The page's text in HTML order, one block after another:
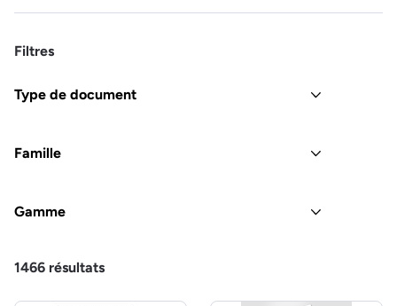
Filtres
Type de document
Famille
Gamme
1466 résultats